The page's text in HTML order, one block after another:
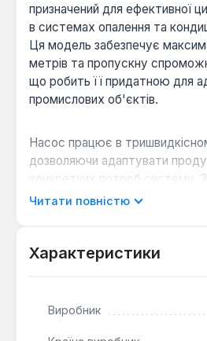
призначений для ефективної
в системах опалення та
Ця модель забезпечує
метрів та пропускну
що робить її придатною для
промислових об'єктів.
Насос працює в
дозволяючи адаптувати
конкретних потреб системи.
підшипників здійснюється за
Конструкція з чавунним
Читати повністю
Характеристики
Виробник